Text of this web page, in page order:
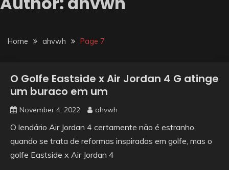
Home ahvwh Page 7
O Golfe Eastside x Air Jordan 4 G atinge
um buraco em um
November 4, 2022 ahvwh
O lendário Air Jordan 4 certamente não é estranho
quando se trata de reformas inspiradas em golfe, mas o
golfe Eastside x Air Jordan 4